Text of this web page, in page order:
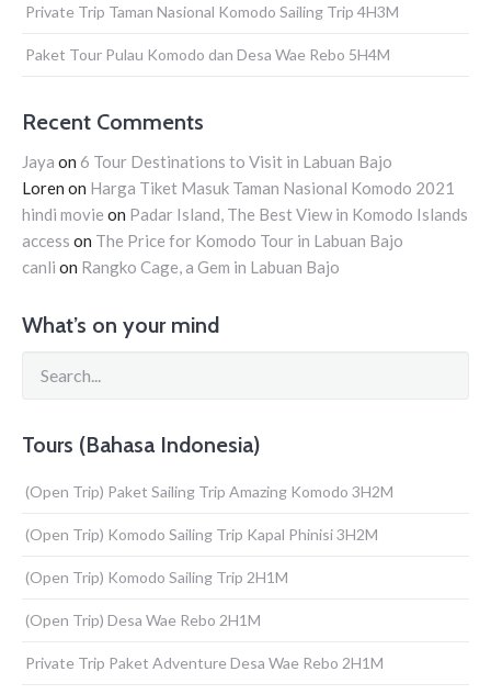
Private Trip Taman Nasional Komodo Sailing Trip 4H3M
Paket Tour Pulau Komodo dan Desa Wae Rebo 5H4M
Recent Comments
Jaya on 6 Tour Destinations to Visit in Labuan Bajo
Loren on Harga Tiket Masuk Taman Nasional Komodo 2021
hindi movie on Padar Island, The Best View in Komodo Islands
access on The Price for Komodo Tour in Labuan Bajo
canli on Rangko Cage, a Gem in Labuan Bajo
What’s on your mind
Tours (Bahasa Indonesia)
(Open Trip) Paket Sailing Trip Amazing Komodo 3H2M
(Open Trip) Komodo Sailing Trip Kapal Phinisi 3H2M
(Open Trip) Komodo Sailing Trip 2H1M
(Open Trip) Desa Wae Rebo 2H1M
Private Trip Paket Adventure Desa Wae Rebo 2H1M